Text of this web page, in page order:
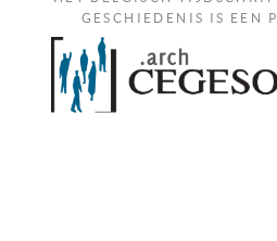
GESCHIEDENIS IS EEN